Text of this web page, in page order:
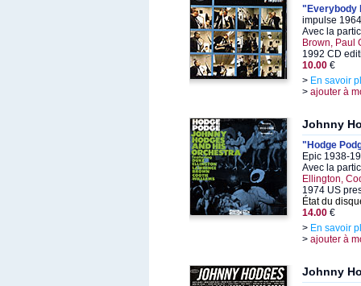
"Everybody
impulse
Avec la
Brown, Paul
1992 CD
10.00 €
> En savoir
> ajouter à
Johnny
"Hodge
Epic 1938-
Avec la
Ellington,
1974 US
État du
14.00 €
> En savoir
> ajouter à
Johnny